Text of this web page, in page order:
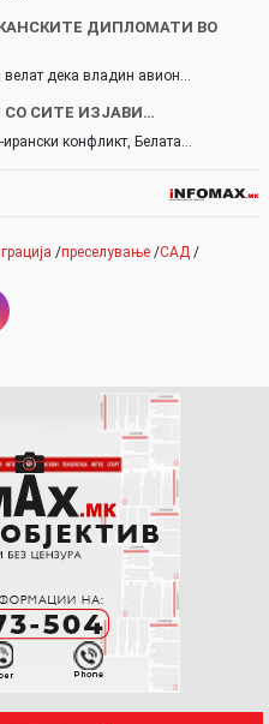
ДИПЛОМАТИ ВО
велат дека владин авион…
СО СИТЕ ИЗЈАВИ…
ирански конфликт, Белата…
/преселување /САД /